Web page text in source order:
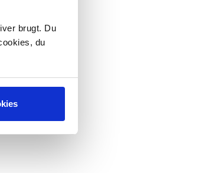
brugt. Du
du